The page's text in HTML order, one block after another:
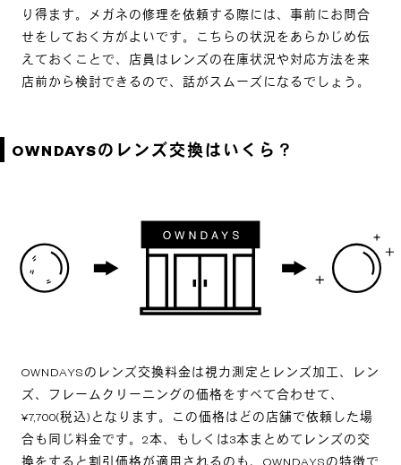
り得ます。メガネの修理を依頼する際には、事前にお問合
せをしておく方がよいです。こちらの状況をあらかじめ伝
えておくことで、店員はレンズの在庫状況や対応方法を来
店前から検討できるので、話がスムーズになるでしょう。
OWNDAYSのレンズ交換はいくら？
OWNDAYSのレンズ交換料金は視力測定とレンズ加工、レン
ズ、フレームクリーニングの価格をすべて合わせて、
¥7,700(税込)となります。この価格はどの店舗で依頼した場
合も同じ料金です。2本、もしくは3本まとめてレンズの交
換をすると割引価格が適用されるのも、OWNDAYSの特徴で